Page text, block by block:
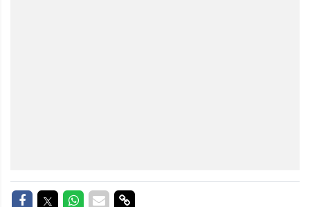
Delen op Facebook
Delen op Twitter
Delen op Whatsapp
Delen via Mail
Delen via link